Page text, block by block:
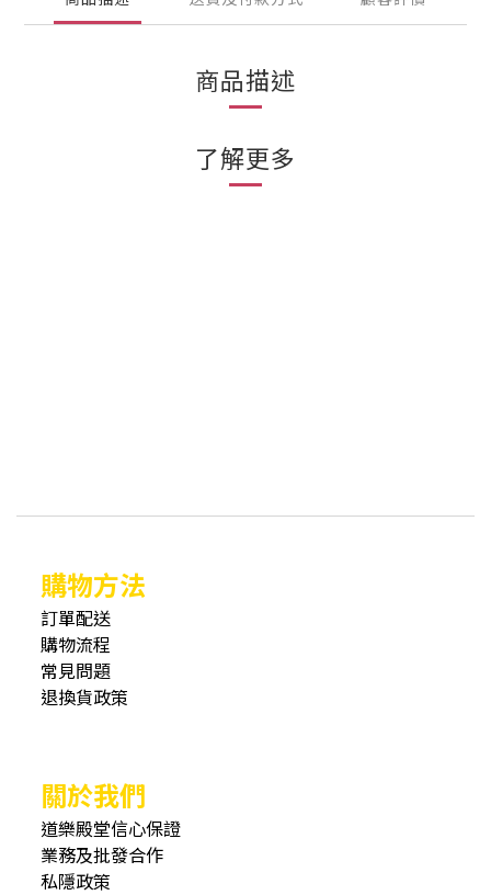
商品描述
了解更多
購物方法
訂單配送
購物流程
常見問題
退換貨政策
關於我們
道樂殿堂信心保證
業務及批發合作
私隱政策